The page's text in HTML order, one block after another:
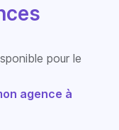
pour le
agence à